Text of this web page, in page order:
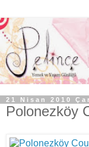
21 Nisan 2010
Polonezköy